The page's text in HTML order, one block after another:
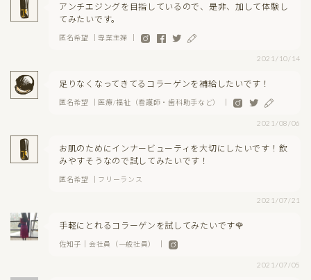
アンチエジングを目指しているので、是非、加して体験し
てみたいです。
匿名希望 ｜専業主婦 ｜
2021/10/14
足りなくなってきてるコラーゲンを補給したいです！
匿名希望 ｜医療/福祉（看護師・歯科助手など） ｜
2021/08/06
お肌のためにインナービューティを大切にしたいです！飲
みやすそうなので試してみたいです！
匿名希望 ｜フリーランス
2021/07/21
手軽にとれるコラーゲンを試してみたいです🌹
佐知子｜会社員（一般社員） ｜
2021/07/05